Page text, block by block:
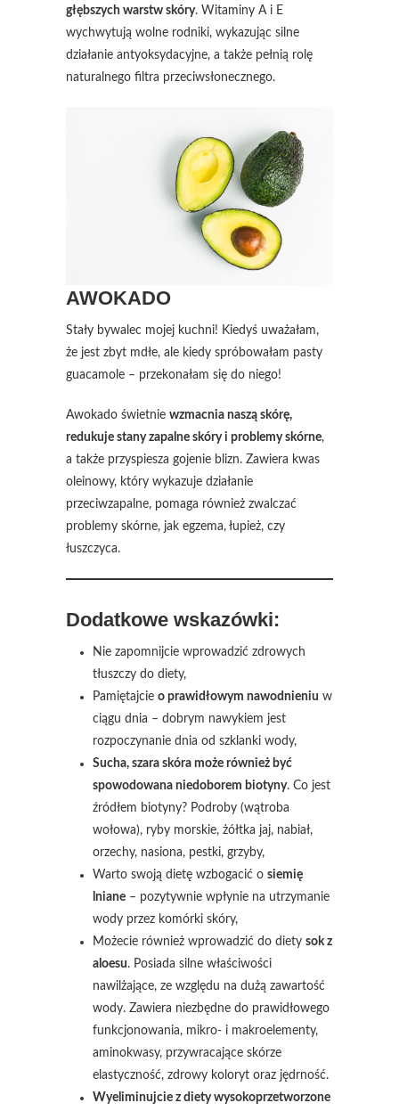
głębszych warstw skóry. Witaminy A i E
wychwytują wolne rodniki, wykazując silne
działanie antyoksydacyjne, a także pełnią rolę
naturalnego filtra przeciwsłonecznego.
AWOKADO
Stały bywalec mojej kuchni! Kiedyś uważałam,
że jest zbyt mdłe, ale kiedy spróbowałam pasty
guacamole – przekonałam się do niego!
Awokado świetnie wzmacnia naszą skórę,
redukuje stany zapalne skóry i problemy skórne,
a także przyspiesza gojenie blizn. Zawiera kwas
oleinowy, który wykazuje działanie
przeciwzapalne, pomaga również zwalczać
problemy skórne, jak egzema, łupież, czy
łuszczyca.
Dodatkowe wskazówki:
Nie zapomnijcie wprowadzić zdrowych
tłuszczy do diety,
Pamiętajcie o prawidłowym nawodnieniu w
ciągu dnia – dobrym nawykiem jest
rozpoczynanie dnia od szklanki wody,
Sucha, szara skóra może również być
spowodowana niedoborem biotyny. Co jest
źródłem biotyny? Podroby (wątroba
wołowa), ryby morskie, żółtka jaj, nabiał,
orzechy, nasiona, pestki, grzyby,
Warto swoją dietę wzbogacić o siemię
lniane – pozytywnie wpłynie na utrzymanie
wody przez komórki skóry,
Możecie również wprowadzić do diety sok z
aloesu. Posiada silne właściwości
nawilżające, ze względu na dużą zawartość
wody. Zawiera niezbędne do prawidłowego
funkcjonowania, mikro- i makroelementy,
aminokwasy, przywracające skórze
elastyczność, zdrowy koloryt oraz jędrność.
Wyeliminujcie z diety wysokoprzetworzone